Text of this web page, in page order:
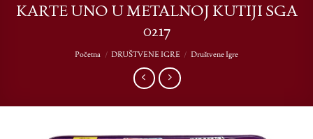
KARTE UNO U METALNOJ KUTIJI SGA
0217
Početna / DRUŠTVENE IGRE / Društvene Igre